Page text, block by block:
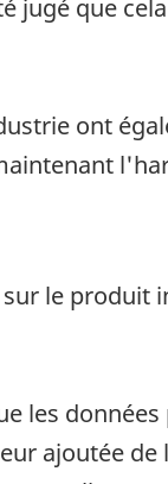
jugé que
ont
le
les
ajoutée